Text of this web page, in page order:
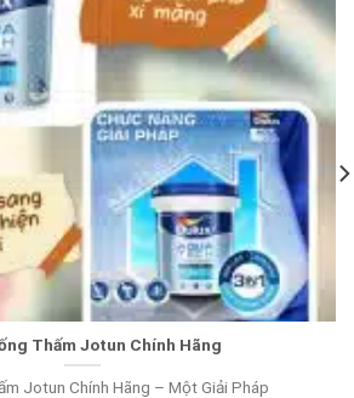
Thấm Jotun Chính Hãng
Jotun Chính Hãng – Một Giải Pháp